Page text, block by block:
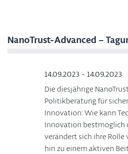
NanoTrust-Advanced –
14.09.2023 - 14.09.2023
Die diesjährige
Politikberatung für
Innovation: Wie kann
Innovation bestmöglich
verändert sich ihre
hin zu einem aktiven